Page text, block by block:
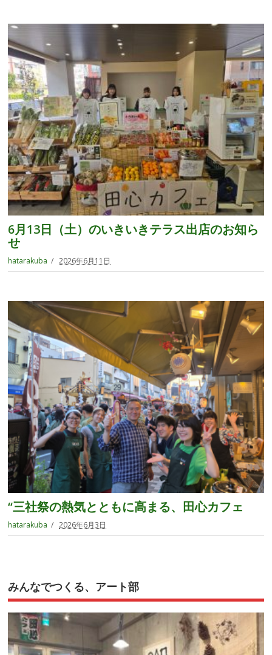
6月13日（土）のいきいきテラス出店のお知ら
せ
hatarakuba 2026年6月11日
“三社祭の熱気とともに高まる、田心カフェ
hatarakuba 2026年6月3日
みんなでつくる、アート部